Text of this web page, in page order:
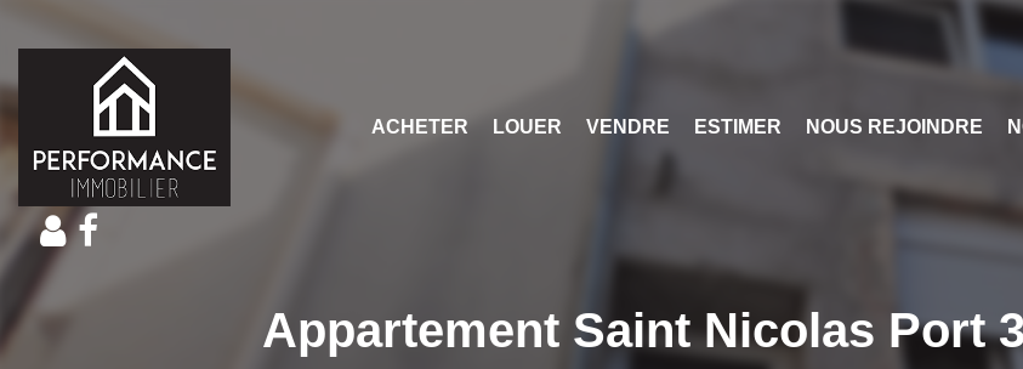
ACHETER LOUER VENDRE ESTIMER NOUS REJOINDRE
Appartement Saint Nicolas Port